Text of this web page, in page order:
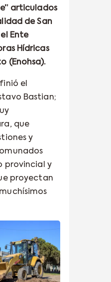
articulados
de San
Ente
Hídricas
(Enohsa).
el
Bastian;
que
y
provincial y
proyectan